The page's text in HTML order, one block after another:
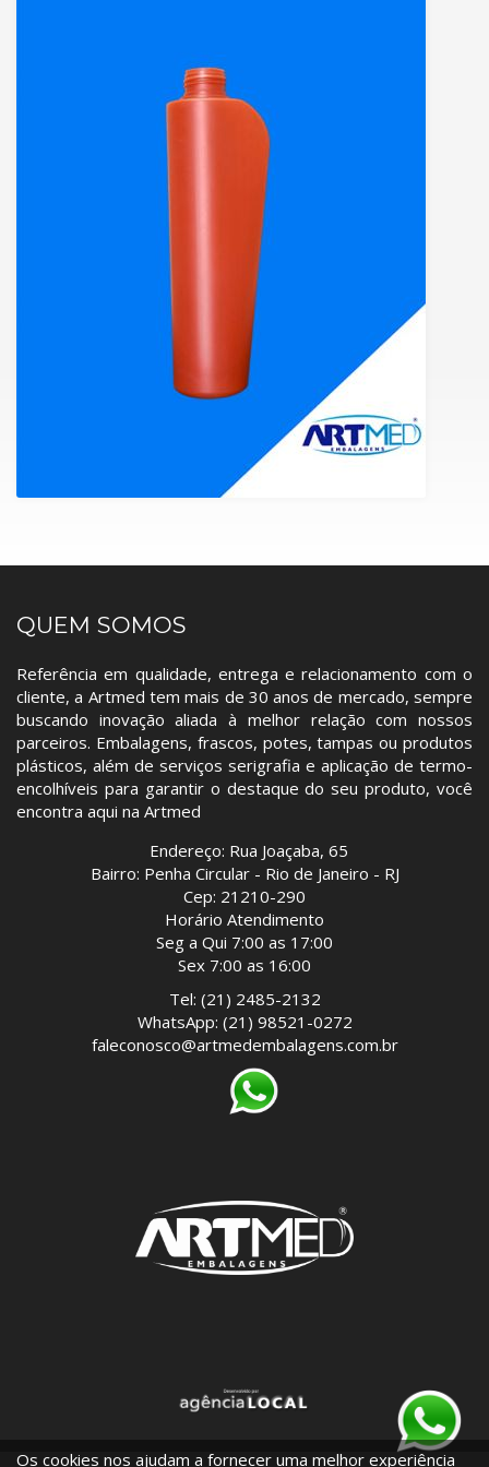
Os cookies nos ajudam a fornecer uma melhor experiência
QUEM SOMOS
Referência em qualidade, entrega e relacionamento com o
cliente, a Artmed tem mais de 30 anos de mercado, sempre
buscando inovação aliada à melhor relação com nossos
parceiros. Embalagens, frascos, potes, tampas ou produtos
plásticos, além de serviços serigrafia e aplicação de termo-
encolhíveis para garantir o destaque do seu produto, você
encontra aqui na Artmed
Endereço: Rua Joaçaba, 65
Bairro: Penha Circular - Rio de Janeiro - RJ
Cep: 21210-290
Horário Atendimento
Seg a Qui 7:00 as 17:00
Sex 7:00 as 16:00
Tel: (21) 2485-2132
WhatsApp: (21) 98521-0272
faleconosco@artmedembalagens.com.br